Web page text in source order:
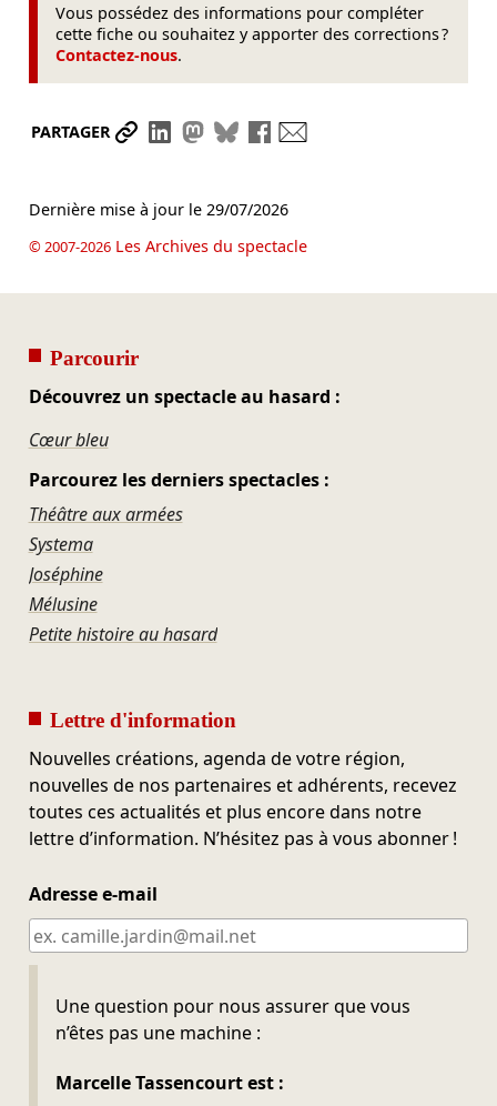
Vous possédez des informations pour compléter
cette fiche ou souhaitez y apporter des corrections ?
Contactez-nous.
PARTAGER Partager le lien
Partager sur LinkedIn
Partager sur Mastodon
Partager sur Bluesky
Partager sur Facebook
Dernière mise à jour le 29/07/2026
© 2007-2026Les Archives du spectacle
Parcourir
Découvrez un spectacle au hasard :
Cœur bleu
Parcourez les derniers spectacles :
Théâtre aux armées
Systema
Joséphine
Mélusine
Petite histoire au hasard
Lettre d'information
Nouvelles créations, agenda de votre région,
nouvelles de nos partenaires et adhérents, recevez
toutes ces actualités et plus encore dans notre
lettre d’information. N’hésitez pas à vous abonner !
Adresse e-mail
Une question pour nous assurer que vous
n’êtes pas une machine :
Marcelle Tassencourt est :
Ne pas remplir